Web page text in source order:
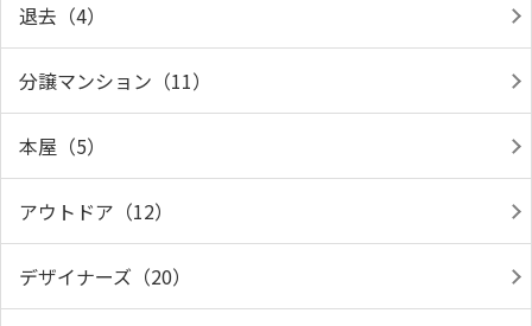
退去（4）
分譲マンション（11）
本屋（5）
アウトドア（12）
デザイナーズ（20）